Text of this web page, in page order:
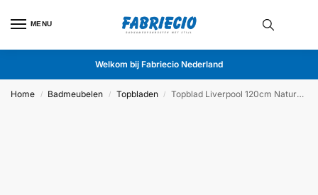
MENU
Welkom bij Fabriecio Nederland
Home / Badmeubelen / Topbladen / Topblad Liverpool 120cm Natural Oak